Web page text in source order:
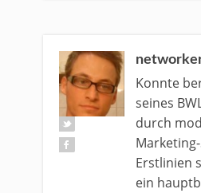
Konnte
seines
durch
Erstlinien
ein